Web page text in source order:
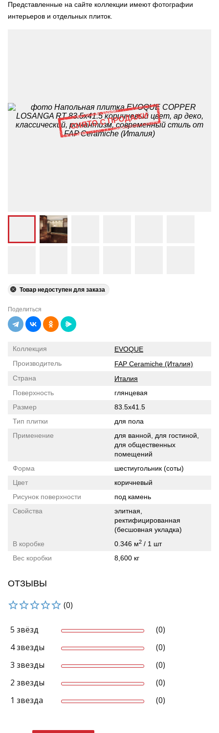
Представленные на сайте коллекции имеют фотографии
интерьеров и отдельных плиток.
Товар недоступен для заказа
Поделиться
Коллекция
EVOQUE
Производитель
FAP Ceramiche (Италия)
Страна
Италия
Поверхность
глянцевая
Размер
83.5x41.5
Тип плитки
для пола
Применение
для ванной, для гостиной,
для общественных
помещений
Форма
шестиугольник (соты)
Цвет
коричневый
Рисунок поверхности
под камень
Свойства
элитная,
ректифицированная
(бесшовная укладка)
В коробке
0.346 м2 / 1 шт
Вес коробки
8,600 кг
ОТЗЫВЫ
(0)
5 звёзд
(0)
4 звезды
(0)
3 звезды
(0)
2 звезды
(0)
1 звезда
(0)